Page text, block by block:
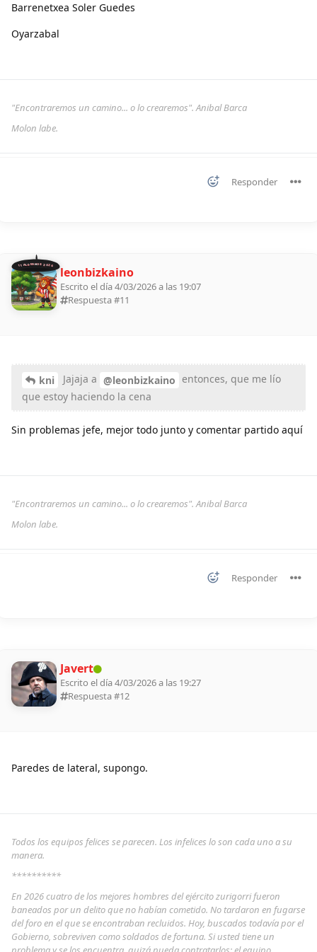
Barrenetxea Soler Guedes
Oyarzabal
"Encontraremos un camino... o lo crearemos". Anibal Barca
Molon labe.
Responder
11 ALDEANOS 2026 leonbizkaino
Escrito el día 4/03/2026 a las 19:07
Respuesta #11
kni Jajaja a @leonbizkaino entonces, que me lío
que estoy haciendo la cena
Sin problemas jefe, mejor todo junto y comentar partido aquí
"Encontraremos un camino... o lo crearemos". Anibal Barca
Molon labe.
Responder
Javert
Escrito el día 4/03/2026 a las 19:27
Respuesta #12
Paredes de lateral, supongo.
Todos los equipos felices se parecen. Los infelices lo son cada uno a su
manera.
**********
En 2026 cuatro de los mejores hombres del ejército zurigorri fueron
baneados por un delito que no habían cometido. No tardaron en fugarse
del foro en el que se encontraban recluidos. Hoy, buscados todavía por el
Gobierno, sobreviven como soldados de fortuna. Si usted tiene un